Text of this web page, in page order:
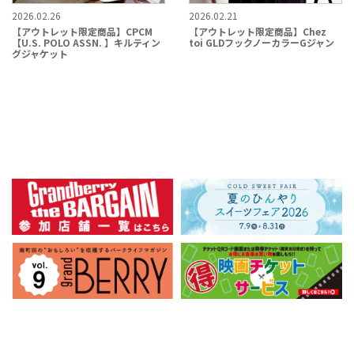
2026.02.26
【アウトレット限定商品】CPCM
【U.S. POLO ASSN. 】キルティン
グジャケット
2026.02.21
【アウトレット限定商品】Chez
toi GLDフックノーカラーGジャン